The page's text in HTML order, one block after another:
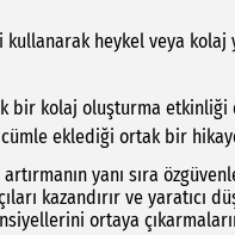
kullanarak heykel veya
kolaj oluşturma etkinliği
eklediği ortak bir
yanı sıra
kazandırır ve yaratıcı
ortaya